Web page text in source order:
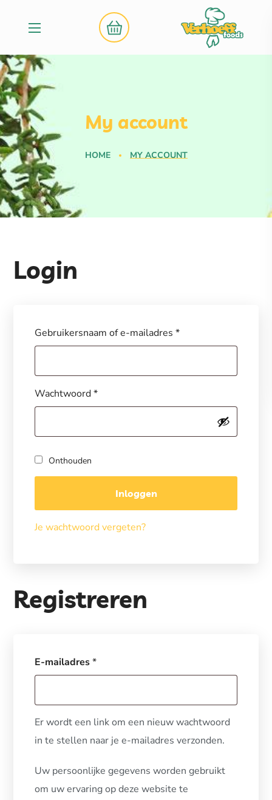
My account
HOME MY ACCOUNT
Login
Gebruikersnaam of e-mailadres*
Wachtwoord*
Onthouden
Inloggen
Je wachtwoord vergeten?
Registreren
E-mailadres*
Er wordt een link om een nieuw wachtwoord
in te stellen naar je e-mailadres verzonden.
Uw persoonlijke gegevens worden gebruikt
om uw ervaring op deze website te